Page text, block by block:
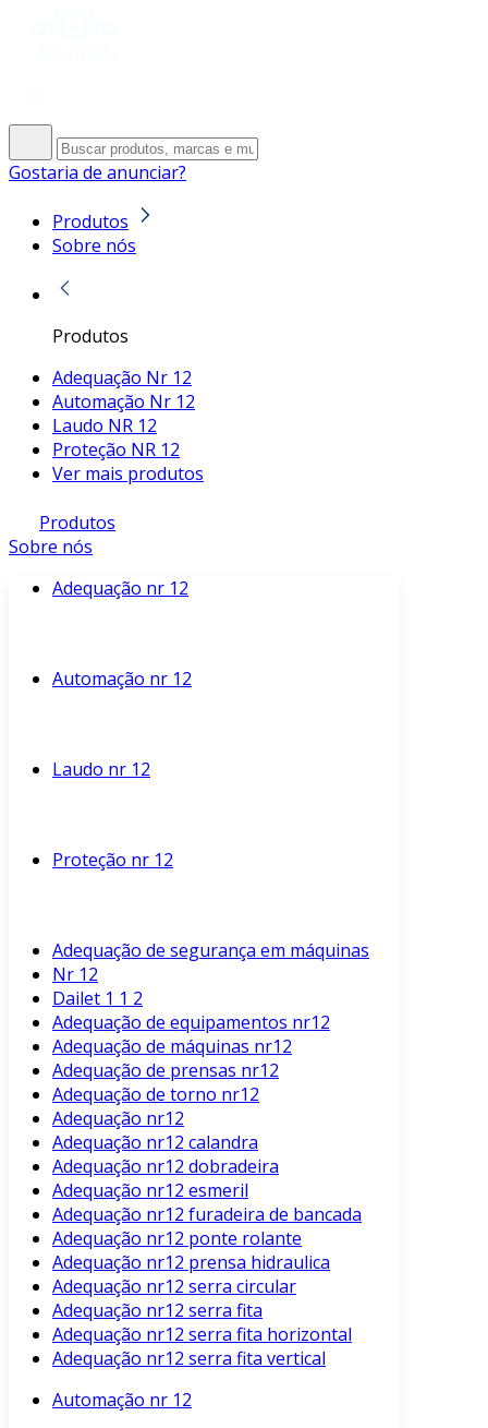
Gostaria de anunciar?
Produtos
Sobre nós
Produtos
Adequação Nr 12
Automação Nr 12
Laudo NR 12
Proteção NR 12
Ver mais produtos
Produtos
Sobre nós
Adequação nr 12
Automação nr 12
Laudo nr 12
Proteção nr 12
Adequação de segurança em máquinas
Nr 12
Dailet 1 1 2
Adequação de equipamentos nr12
Adequação de máquinas nr12
Adequação de prensas nr12
Adequação de torno nr12
Adequação nr12
Adequação nr12 calandra
Adequação nr12 dobradeira
Adequação nr12 esmeril
Adequação nr12 furadeira de bancada
Adequação nr12 ponte rolante
Adequação nr12 prensa hidraulica
Adequação nr12 serra circular
Adequação nr12 serra fita
Adequação nr12 serra fita horizontal
Adequação nr12 serra fita vertical
Automação nr 12